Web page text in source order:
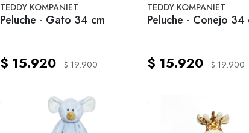
TEDDY KOMPANIET
Peluche - Gato 34 cm
$ 15.920 $ 19.900
TEDDY KOMPANIET
Peluche -
$ 15.920 $ 19.900